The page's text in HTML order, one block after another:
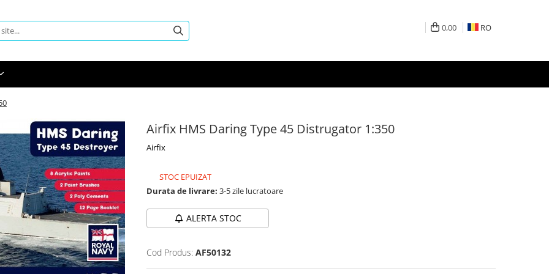
0,00 RO
Airfix HMS Daring Type 45 Distrugator 1:350
Airfix
STOC EPUIZAT
Durata de livrare: 3-5 zile lucratoare
ALERTA STOC
Cod Produs: AF50132